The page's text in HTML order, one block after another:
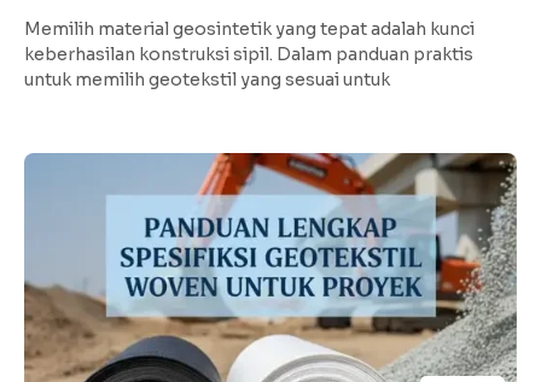
Memilih material geosintetik yang tepat adalah kunci
keberhasilan konstruksi sipil. Dalam panduan praktis
untuk memilih geotekstil yang sesuai untuk